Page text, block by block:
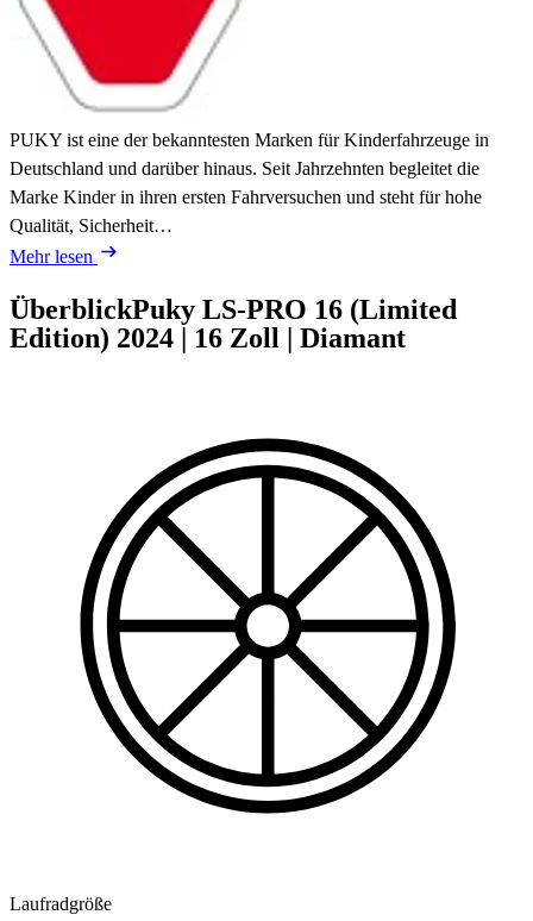
PUKY ist eine der bekanntesten Marken für Kinderfahrzeuge in
Deutschland und darüber hinaus. Seit Jahrzehnten begleitet die
Marke Kinder in ihren ersten Fahrversuchen und steht für hohe
Qualität, Sicherheit…
Mehr lesen
ÜberblickPuky LS-PRO 16 (Limited
Edition) 2024 | 16 Zoll | Diamant
Laufradgröße